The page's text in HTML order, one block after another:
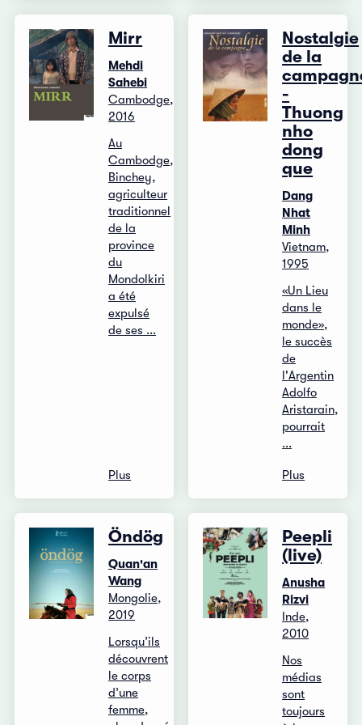
Mirr
Mehdi
Sahebi
Cambodge,
2016
Au
Cambodge,
Binchey,
agriculteur
traditionnel
de la
province
du
Mondolkiri
a été
expulsé
de ses ...
Plus
Nostalgie
de la
-
Thuong
nho
dong
que
Dang
Nhat
Minh
Vietnam,
1995
«Un Lieu
dans le
monde»,
le succès
de
l'Argentin
Adolfo
Aristarain,
pourrait
...
Plus
Öndög
Quan'an
Wang
Mongolie,
2019
Lorsqu’ils
découvrent
le corps
d’une
femme,
Peepli
(live)
Anusha
Rizvi
Inde,
2010
Nos
médias
sont
toujours